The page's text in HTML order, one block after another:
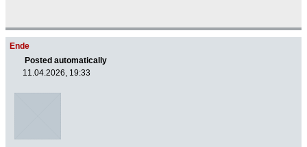
Ende
Posted automatically
11.04.2026, 19:33